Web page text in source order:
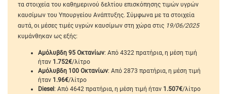
τα στοιχεία του καθημερινού δελτίου επισκόπησης τιμών υγρών
καυσίμων του Υπουργείου Ανάπτυξης. Σύμφωνα με τα στοιχεία
αυτά, οι μέσες τιμές υγρών καυσίμων στη χώρα στις 19/06/2025
κυμάνθηκαν ως εξής:
Αμόλυβδη 95 Οκτανίων: Από 4322 πρατήρια, η μέση τιμή
ήταν 1.752€/λίτρο
Αμόλυβδη 100 Οκτανίων: Από 2873 πρατήρια, η μέση τιμή
ήταν 1.96€/λίτρο
Diesel: Από 4642 πρατήρια, η μέση τιμή ήταν 1.507€/λίτρο